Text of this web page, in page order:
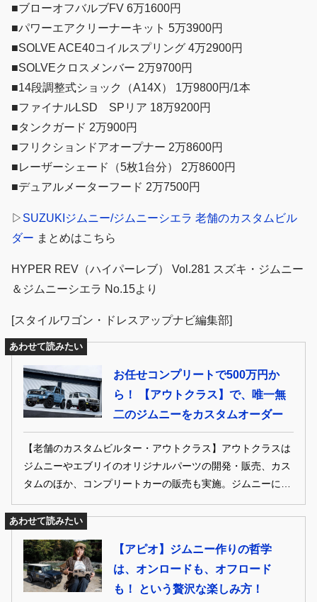
■ブローオフバルブFV 6万1600円
■パワーエアクリーナーキット 5万3900円
■SOLVE ACE40コイルスプリング 4万2900円
■SOLVEクロスメンバー 2万9700円
■14段調整式ショック（A14X） 1万9800円/1本
■ファイナルLSD SPリア 18万9200円
■タンクガード 2万900円
■フリクションドアオープナー 2万8600円
■レーザーシェード（5枚1台分） 2万8600円
■デュアルメーターフード 2万7500円
▷ SUZUKIジムニー/ジムニーシエラ 老舗のカスタムビル
ダー まとめはこちら
HYPER REV（ハイパーレブ） Vol.281 スズキ・ジムニー
＆ジムニーシエラ No.15より
[スタイルワゴン・ドレスアップナビ編集部]
あわせて読みたい
お任せコンプリートで500万円か
ら！ 【アウトクラス】で、唯一無
二のジムニーをカスタムオーダー
【老舗のカスタムビルター・アウトクラス】アウトクラスは
ジムニーやエブリイのオリジナルパーツの開発・販売、カス
タムのほか、コンプリートカーの販売も実施。ジムニーに関
る実力派ショップだ。
あわせて読みたい
【アピオ】ジムニー作りの哲学
は、オンロードも、オフロード
も！ という贅沢な楽しみ方！